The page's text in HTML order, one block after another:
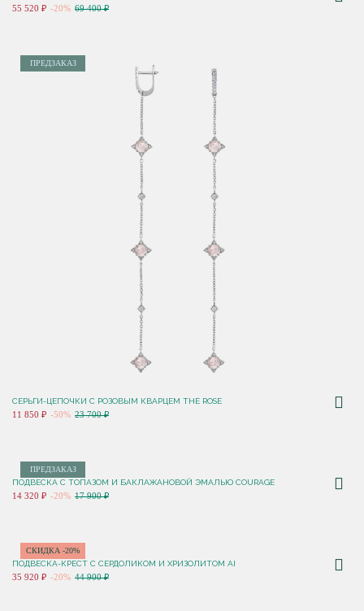
55 520 ₽ -20% 69 400 ₽
ПРЕДЗАКАЗ
СЕРЬГИ-ЦЕПОЧКИ С РОЗОВЫМ КВАРЦЕМ THE ROSE
11 850 ₽ -50% 23 700 ₽
ПРЕДЗАКАЗ
ПОДВЕСКА С ТОПАЗОМ И БАКЛАЖАНОВОЙ ЭМАЛЬЮ COURAGE
14 320 ₽ -20% 17 900 ₽
СКИДКА -20%
ПОДВЕСКА-КРЕСТ С СЕРДОЛИКОМ И ХРИЗОЛИТОМ AI
35 920 ₽ -20% 44 900 ₽